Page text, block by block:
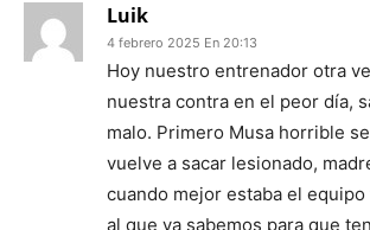
Luik
4 febrero 2025 En 20:13
Hoy nuestro entrenador otra
nuestra contra en el peor día,
malo. Primero Musa horrible
vuelve a sacar lesionado,
cuando mejor estaba el
al que ya sabemos para que